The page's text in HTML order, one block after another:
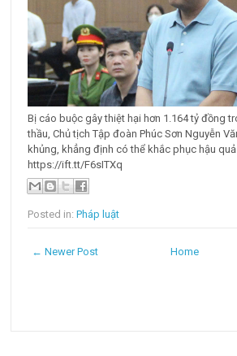
Bị cáo buộc gây thiệt hại hơn 1.164 tỷ đồng
thầu, Chủ tịch Tập đoàn Phúc Sơn Nguyễn
khủng, khẳng định có thể khắc phục hậu
https://ift.tt/F6sITXq
Posted in:Pháp luật
← Newer Post Home